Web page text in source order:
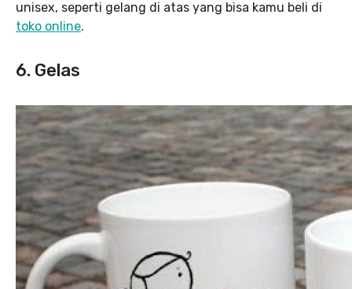
unisex, seperti gelang di atas yang bisa kamu beli di
toko online.
6. Gelas